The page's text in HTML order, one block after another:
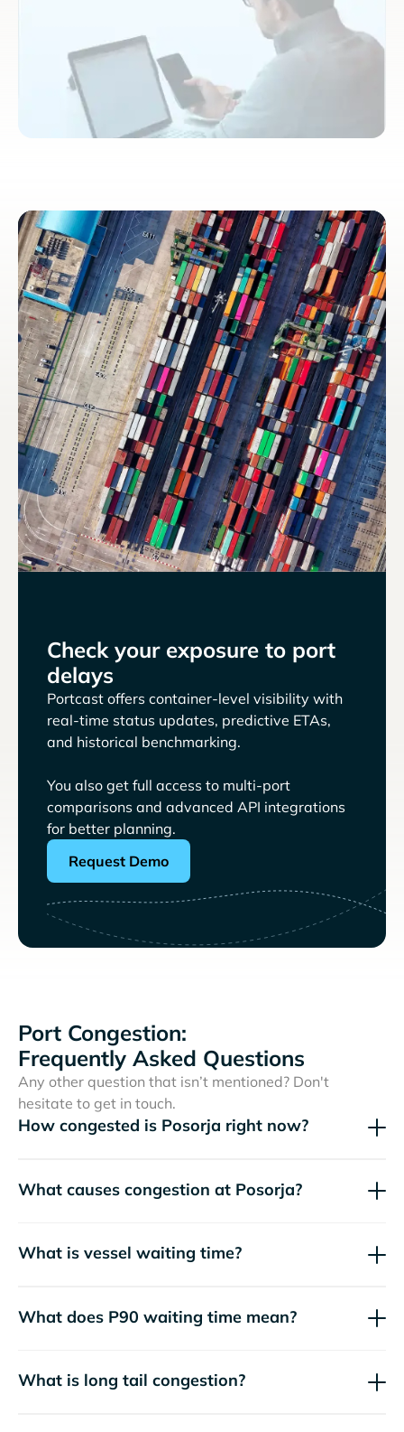
Check your exposure to port
delays
Portcast offers container-level visibility with
real-time status updates, predictive ETAs,
and historical benchmarking.
You also get full access to multi-port
comparisons and advanced API integrations
for better planning.
Request Demo
Port Congestion:
Frequently Asked Questions
Any other question that isn’t mentioned? Don't
hesitate to get in touch.
How congested is Posorja right now?
What causes congestion at Posorja?
What is vessel waiting time?
What does P90 waiting time mean?
What is long tail congestion?